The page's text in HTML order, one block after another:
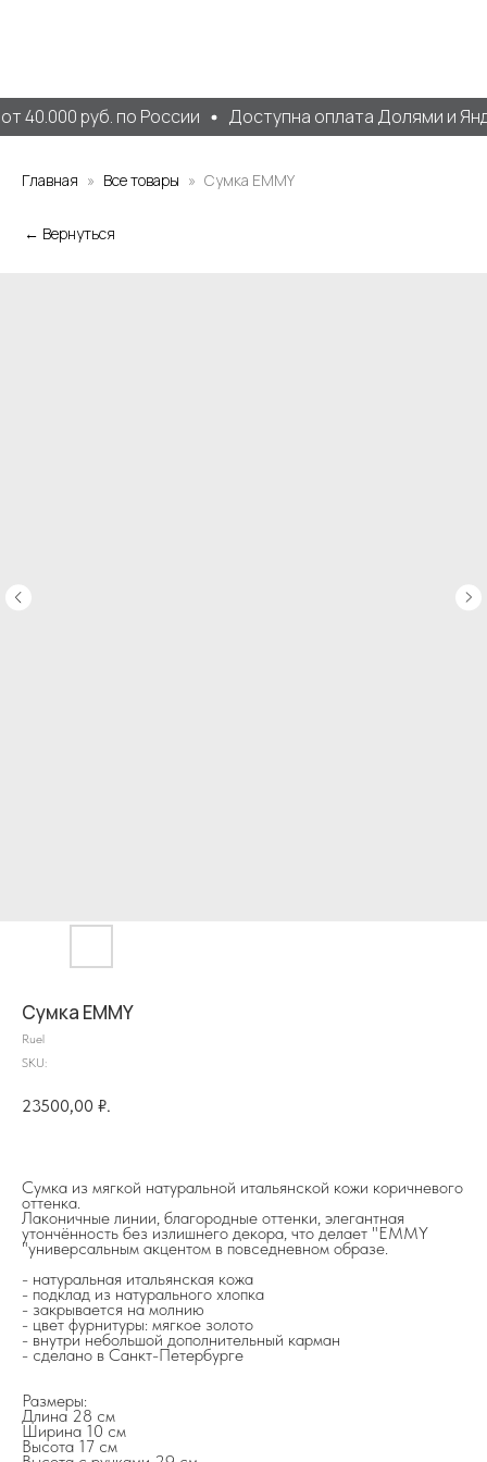
40.000 руб. по России Доступна оплата Долями и
Главная Все товары Сумка EMMY
← Вернуться
Сумка EMMY
Ruel
SKU:
23500,00 ₽.
Сумка из мягкой натуральной итальянской кожи коричневого
оттенка.
Лаконичные линии, благородные оттенки, элегантная
утончённость без излишнего декора, что делает "EMMY
"универсальным акцентом в повседневном образе.
- натуральная итальянская кожа
- подклад из натурального хлопка
- закрывается на молнию
- цвет фурнитуры: мягкое золото
- внутри небольшой дополнительный карман
- сделано в Санкт-Петербурге
Размеры:
Длина 28 см
Ширина 10 см
Высота 17 см
на главную
info@frwl.store
+7 919 690-30-30